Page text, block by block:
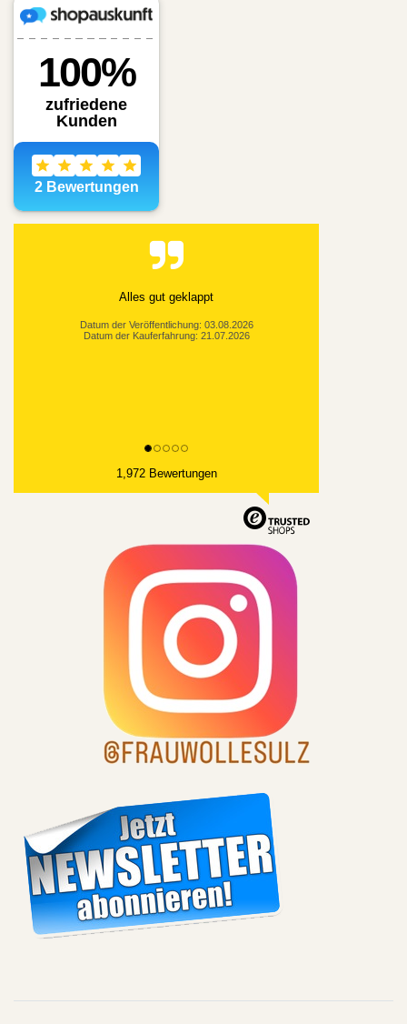
Alles gut geklappt
Datum der Veröffentlichung: 03.08.2026
Datum der Kauferfahrung: 21.07.2026
1,972 Bewertungen